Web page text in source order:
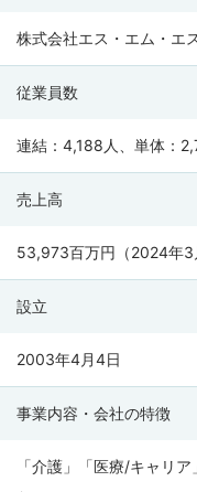
社
（SMS
CO.,
株式会社エス・エム・エ
従業員数
連結：4,188人、単体：
売上高
53,973百万円（2024年3
設立
2003年4月4日
事業内容・会社の特徴
「介護」「医療/キャリ